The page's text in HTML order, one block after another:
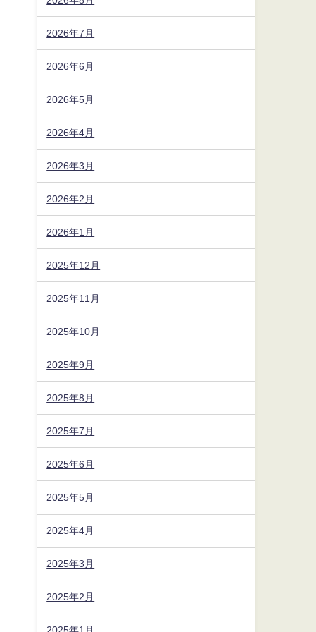
2026年7月
2026年6月
2026年5月
2026年4月
2026年3月
2026年2月
2026年1月
2025年12月
2025年11月
2025年10月
2025年9月
2025年8月
2025年7月
2025年6月
2025年5月
2025年4月
2025年3月
2025年2月
2025年1月